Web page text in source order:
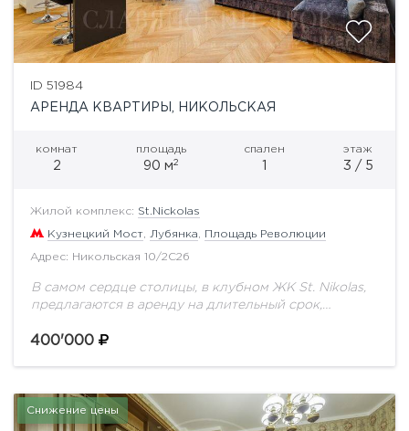
ID 51984
АРЕНДА КВАРТИРЫ, НИКОЛЬСКАЯ
комнат
2
площадь
90 м2
спален
1
этаж
3 / 5
Жилой комплекс: St.Nickolas
Кузнецкий Мост Лубянка Площадь Революции
Адрес: Никольская 10/2С2б
В самом сердце столицы, в клубном ЖК St. Nikolas,
предлагаются в аренду на длительный срок,
гостиная 35 кв.м, спальня 26 кв.м, 2 с/у,...
400'000
Снижение цены